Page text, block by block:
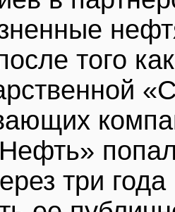
того
три